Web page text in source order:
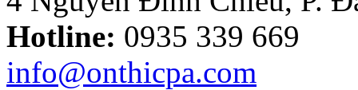
Thông tư
10/2014/TT-
NHNN sửa đổi
Quyết định
479/2004/QĐ-
NHNN
Hotline: 0935 339 669
info@onthicpa.com